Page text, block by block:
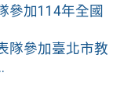
參加114年全國
隊參加臺北市教